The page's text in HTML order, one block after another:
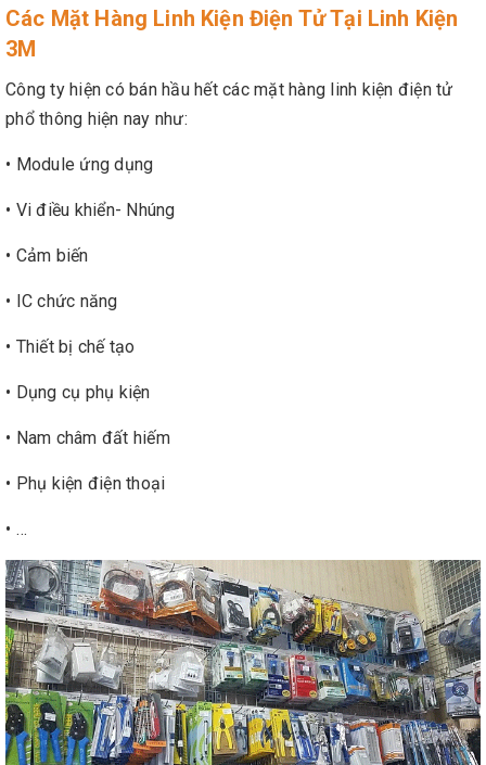
Các Mặt Hàng Linh Kiện Điện Tử Tại Linh Kiện
3M
Công ty hiện có bán hầu hết các mặt hàng linh kiện điện tử
phổ thông hiện nay như:
• Module ứng dụng
• Vi điều khiển- Nhúng
• Cảm biến
• IC chức năng
• Thiết bị chế tạo
• Dụng cụ phụ kiện
• Nam châm đất hiếm
• Phụ kiện điện thoại
• …